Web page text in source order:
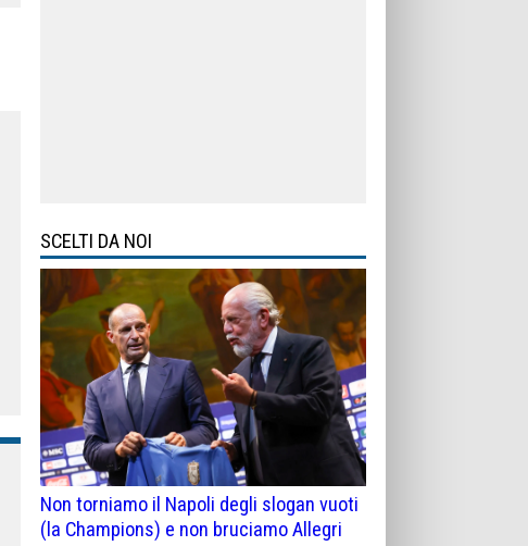
SCELTI DA NOI
Non torniamo il Napoli degli slogan vuoti
(la Champions) e non bruciamo Allegri